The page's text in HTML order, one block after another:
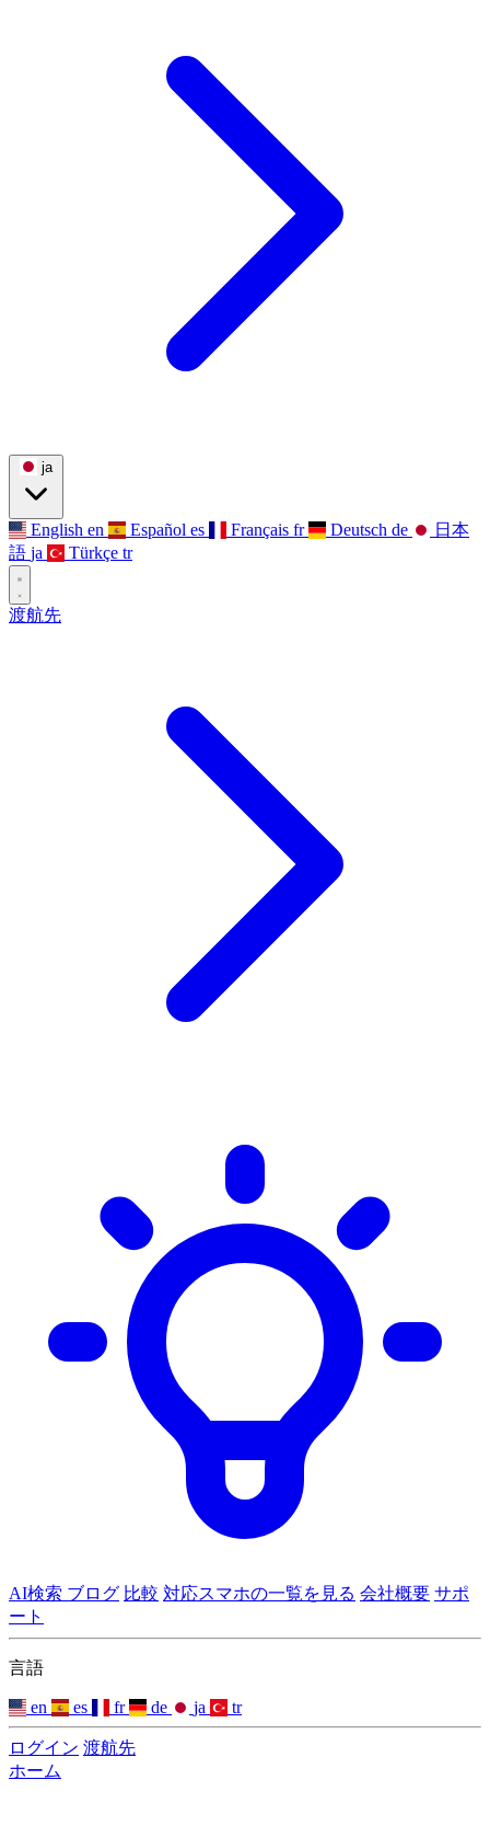
ja
English en Español es Français fr Deutsch de
日本
語 ja Türkçe tr
渡航先
AI検索 ブログ 比較 対応スマホの一覧を見る 会社概要 サポ
ート
言語
en es fr de ja tr
ログイン 渡航先
ホーム